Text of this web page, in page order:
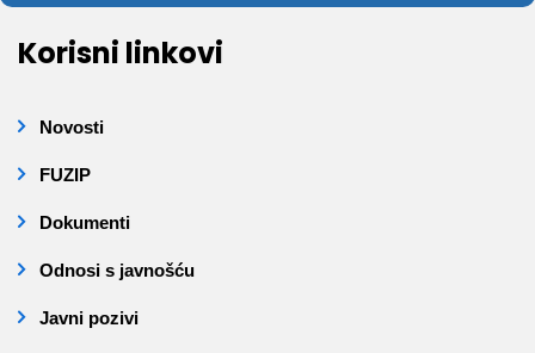
Korisni linkovi
Novosti
FUZIP
Dokumenti
Odnosi s javnošću
Javni pozivi